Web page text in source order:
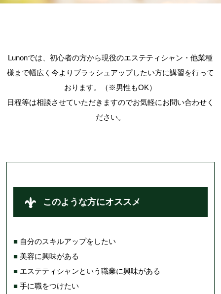
Lunonでは、初心者の方から現役のエステティシャン・他業種
様まで幅広く今よりブラッシュアップしたい方に講習を行って
おります。（※男性もOK）
日程等は相談させていただきますのでお気軽にお問い合わせく
ださい。
このような方にオススメ
■ 自分のスキルアップをしたい
■ 美容に興味がある
■ エステティシャンという職業に興味がある
■ 手に職をつけたい